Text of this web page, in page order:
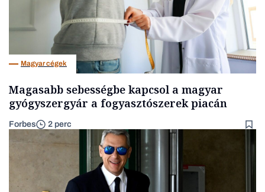
Magyar cégek
Magasabb sebességbe kapcsol a magyar
gyógyszergyár a fogyasztószerek piacán
Forbes 2 perc